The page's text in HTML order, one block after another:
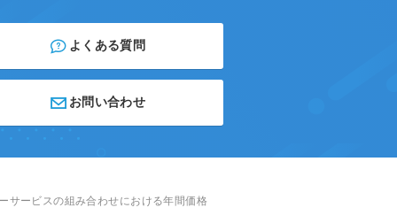
よくある質問
お問い合わせ
サービスの組み合わせにおける年間価格